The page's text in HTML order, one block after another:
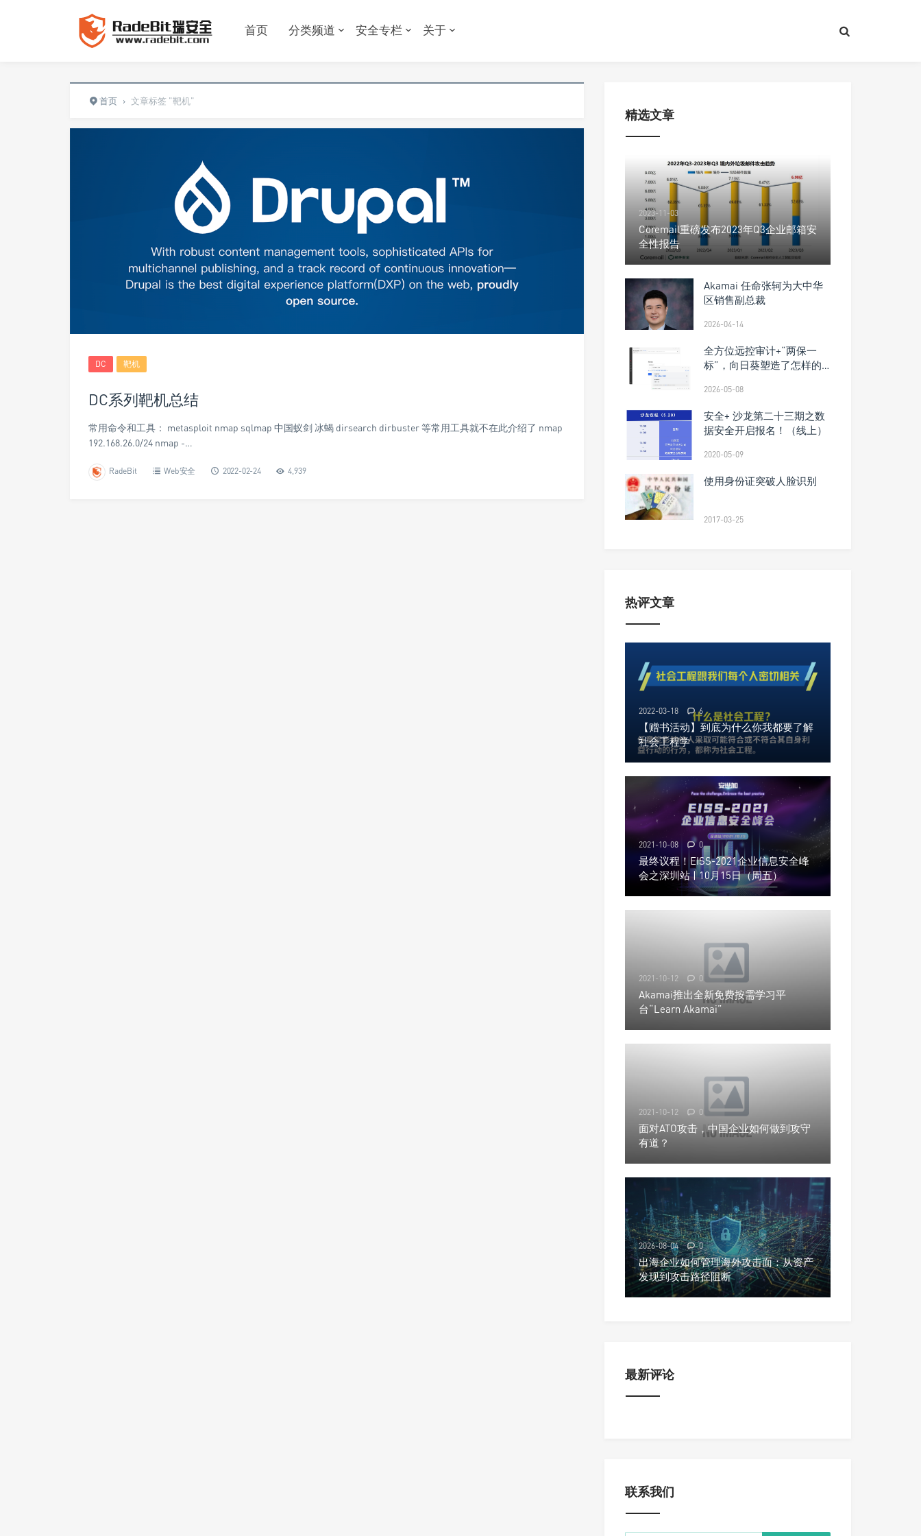
首页 分类频道 安全专栏 关于
首页 › 文章标签 "靶机"
DC 靶机
DC系列靶机总结
常用命令和工具： metasploit nmap sqlmap 中国蚁剑 冰蝎 dirsearch dirbuster 等常用工具就不在此介绍了 nmap
192.168.26.0/24 nmap -…
RadeBit Web安全 2022-02-24 4,939
精选文章
2023-11-03
Coremail重磅发布2023年Q3企业邮箱安
全性报告
Akamai 任命张轲为大中华
区销售副总裁
2026-04-14
全方位远控审计+“两保一
标”，向日葵塑造了怎样的
2026-05-08
安全+ 沙龙第二十三期之数
据安全开启报名！（线上）
2020-05-09
使用身份证突破人脸识别
2017-03-25
热评文章
2022-03-18 6
【赠书活动】到底为什么你我都要了解
社会工程学
2021-10-08 0
最终议程！EISS-2021企业信息安全峰
会之深圳站 | 10月15日（周五）
2021-10-12 0
Akamai推出全新免费按需学习平
台“Learn Akamai”
2021-10-12 0
面对ATO攻击，中国企业如何做到攻守
有道？
2026-08-04 0
出海企业如何管理海外攻击面：从资产
发现到攻击路径阻断
最新评论
联系我们